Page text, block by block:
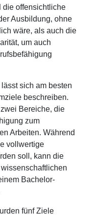
die offensichtliche
Ausbildung, ohne
wäre, als auch die
um auch
sich am besten
beschreiben.
Bereiche, die
zum
Arbeiten. Während
vollwertige
soll, kann die
Bachelor-
fünf Ziele